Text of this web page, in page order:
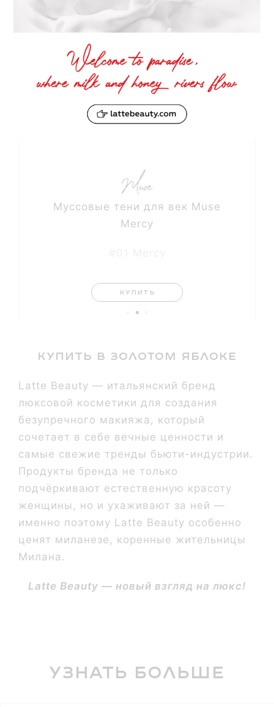
Муссовые тени для век Muse
Mercy
КУПИТЬ
Купить в золотом яблоке
Latte Beauty — итальянский бренд
люксовой косметики для создания
безупречного макияжа, который
сочетает в себе вечные ценности и
самые свежие тренды бьюти-индустрии.
Продукты бренда не только
подчёркивают естественную красоту
женщины, но и ухаживают за ней —
именно поэтому Latte Beauty особенно
ценят миланезе, коренные жительницы
Милана.
Latte Beauty — новый взгляд на люкс!
Узнать больше